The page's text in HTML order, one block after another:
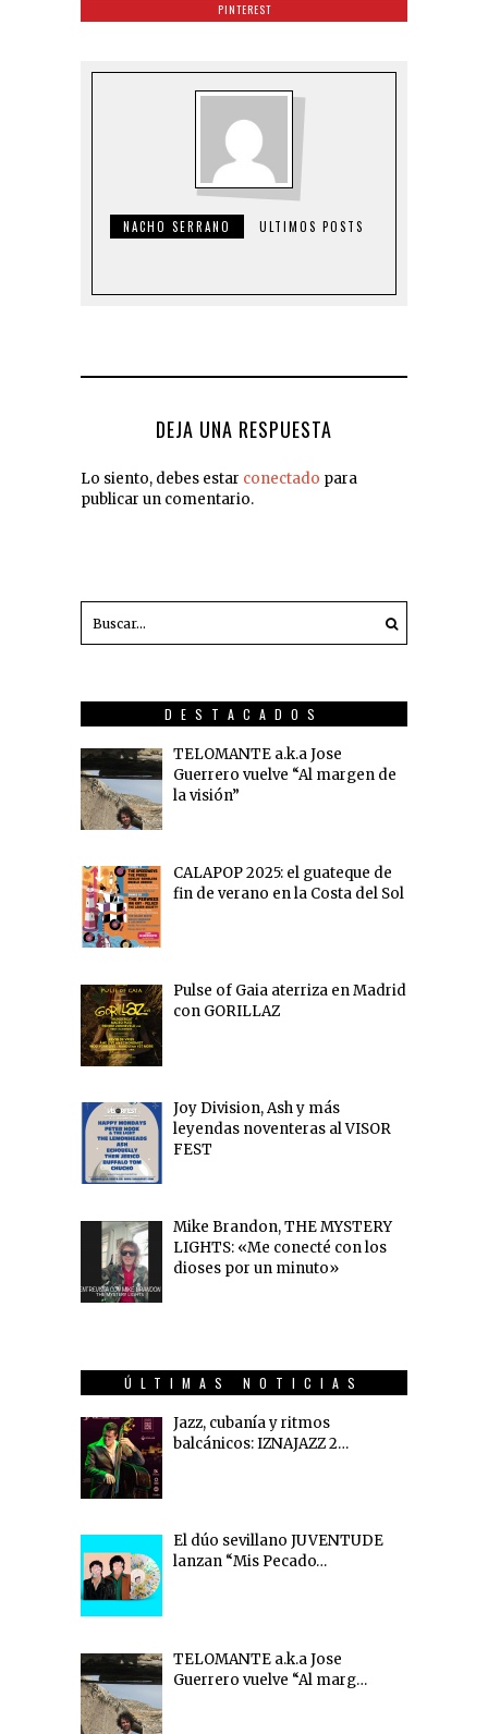
PINTEREST
NACHO SERRANO ULTIMOS POSTS
DEJA UNA RESPUESTA
Lo siento, debes estar conectado para
publicar un comentario.
DESTACADOS
TELOMANTE a.k.a Jose
Guerrero vuelve “Al margen de
la visión”
CALAPOP 2025: el guateque de
fin de verano en la Costa del Sol
Pulse of Gaia aterriza en Madrid
con GORILLAZ
Joy Division, Ash y más
leyendas noventeras al VISOR
FEST
Mike Brandon, THE MYSTERY
LIGHTS: «Me conecté con los
dioses por un minuto»
ÚLTIMAS NOTICIAS
Jazz, cubanía y ritmos
balcánicos: IZNAJAZZ 2…
El dúo sevillano JUVENTUDE
lanzan “Mis Pecado…
TELOMANTE a.k.a Jose
Guerrero vuelve “Al marg…